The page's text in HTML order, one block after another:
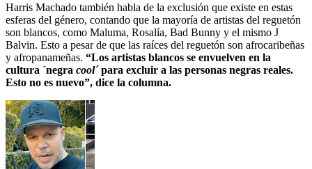
Harris Machado también habla de la exclusión que existe en estas
esferas del género, contando que la mayoría de artistas del reguetón
son blancos, como Maluma, Rosalía, Bad Bunny y el mismo J
Balvin. Esto a pesar de que las raíces del reguetón son afrocaribeñas
y afropanameñas. “Los artistas blancos se envuelven en la
cultura ´negra cool´para excluir a las personas negras reales.
Esto no es nuevo”, dice la columna.